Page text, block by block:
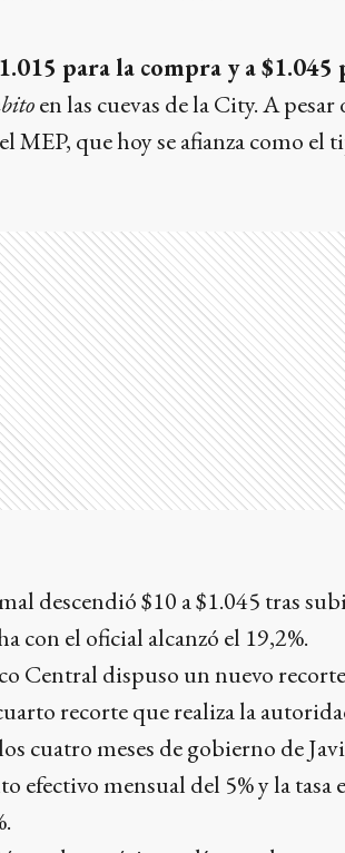
para la compra y a $1.045
en las cuevas de la City. A pesar
MEP, que hoy se afianza como el
descendió $10 a $1.045 tras
con el oficial alcanzó el 19,2%.
Central dispuso un nuevo
recorte que realiza la
cuatro meses de gobierno de
efectivo mensual del 5% y la tasa